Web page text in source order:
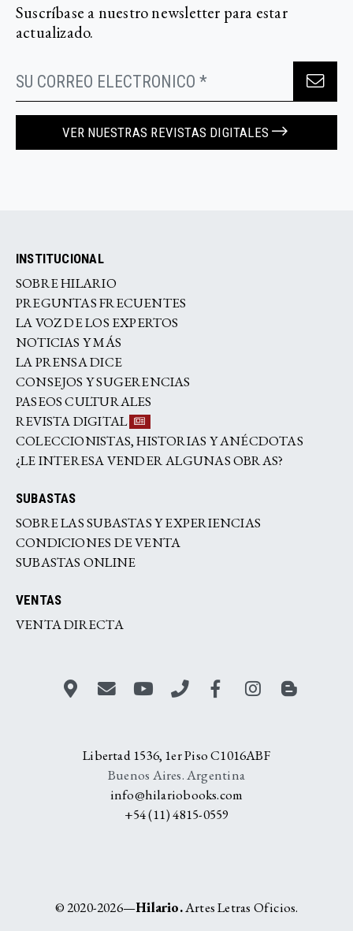
Suscríbase a nuestro newsletter para estar
actualizado.
VER NUESTRAS REVISTAS DIGITALES
INSTITUCIONAL
SOBRE HILARIO
PREGUNTAS FRECUENTES
LA VOZ DE LOS EXPERTOS
NOTICIAS Y MÁS
LA PRENSA DICE
CONSEJOS Y SUGERENCIAS
PASEOS CULTURALES
REVISTA DIGITAL
COLECCIONISTAS, HISTORIAS Y ANÉCDOTAS
¿LE INTERESA VENDER ALGUNAS OBRAS?
SUBASTAS
SOBRE LAS SUBASTAS Y EXPERIENCIAS
CONDICIONES DE VENTA
SUBASTAS ONLINE
VENTAS
VENTA DIRECTA
Libertad 1536, 1er Piso C1016ABF
Buenos Aires. Argentina
info@hilariobooks.com
+54 (11) 4815-0559
© 2020-2026—Hilario.Artes Letras Oficios.